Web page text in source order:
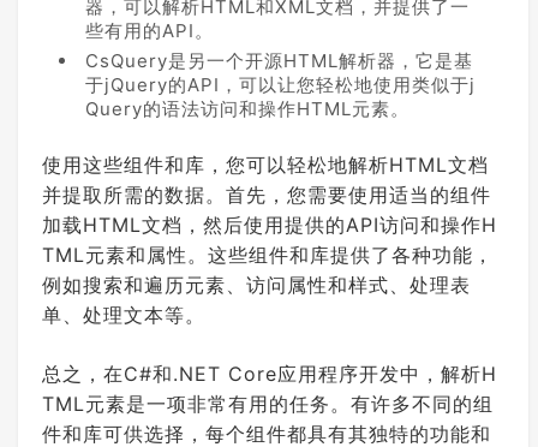
器，可以解析HTML和XML文档，并提供了一
些有用的API。
CsQuery是另一个开源HTML解析器，它是基
于jQuery的API，可以让您轻松地使用类似于j
Query的语法访问和操作HTML元素。
使用这些组件和库，您可以轻松地解析HTML文档
并提取所需的数据。首先，您需要使用适当的组件
加载HTML文档，然后使用提供的API访问和操作H
TML元素和属性。这些组件和库提供了各种功能，
例如搜索和遍历元素、访问属性和样式、处理表
单、处理文本等。
总之，在C#和.NET Core应用程序开发中，解析H
TML元素是一项非常有用的任务。有许多不同的组
件和库可供选择，每个组件都具有其独特的功能和